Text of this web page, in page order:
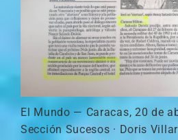
El Mundo — Caracas, 20 de
Sección Sucesos · Doris